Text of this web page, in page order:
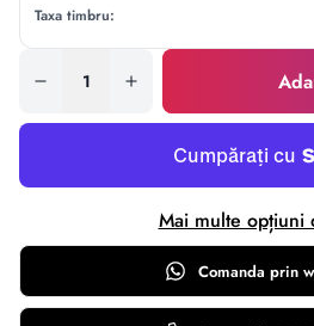
Taxa timbru:
Mai multe opțiuni
Comanda prin